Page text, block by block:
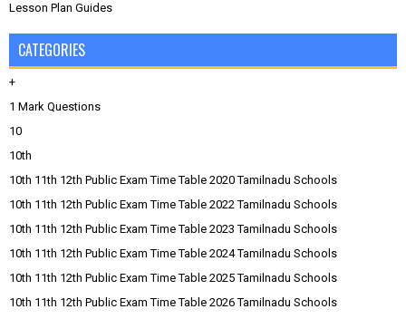
Lesson Plan Guides
CATEGORIES
+
1 Mark Questions
10
10th
10th 11th 12th Public Exam Time Table 2020 Tamilnadu Schools
10th 11th 12th Public Exam Time Table 2022 Tamilnadu Schools
10th 11th 12th Public Exam Time Table 2023 Tamilnadu Schools
10th 11th 12th Public Exam Time Table 2024 Tamilnadu Schools
10th 11th 12th Public Exam Time Table 2025 Tamilnadu Schools
10th 11th 12th Public Exam Time Table 2026 Tamilnadu Schools